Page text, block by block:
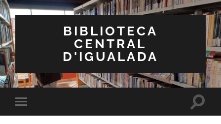
BIBLIOTECA
CENTRAL
D'IGUALADA
Toggle
mobile
Toggle